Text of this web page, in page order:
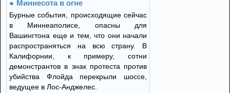
Миннесота в огне
Бурные события, происходящие сейчас
в Миннеаполисе, опасны для
Вашингтона еще и тем, что они начали
распространяться на всю страну. В
Калифорнии, к примеру, сотни
демонстрантов в знак протеста против
убийства Флойда перекрыли шоссе,
ведущее в Лос-Анджелес.